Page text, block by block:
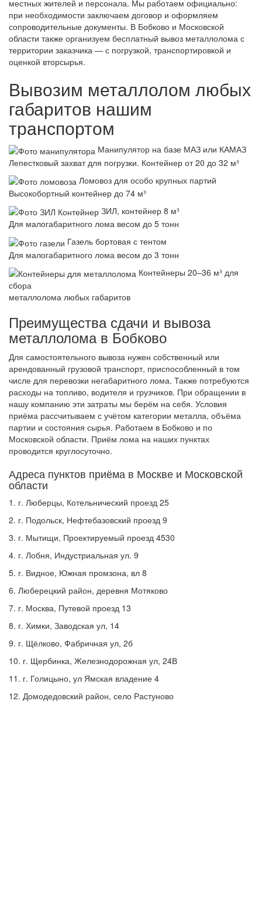
местных жителей и персонала. Мы работаем официально:
при необходимости заключаем договор и оформляем
сопроводительные документы. В Бобково и Московской
области также организуем бесплатный вывоз металлолома с
территории заказчика — с погрузкой, транспортировкой и
оценкой вторсырья.
Вывозим металлолом любых
габаритов нашим
транспортом
Манипулятор на базе МАЗ или КАМАЗ
Лепестковый захват для погрузки. Контейнер от 20 до 32 м³
Ломовоз для особо крупных партий
Высокобортный контейнер до 74 м³
ЗИЛ, контейнер 8 м³
Для малогабаритного лома весом до 5 тонн
Газель бортовая с тентом
Для малогабаритного лома весом до 3 тонн
Контейнеры 20–36 м³ для
сбора
металлолома любых габаритов
Преимущества сдачи и вывоза
металлолома в Бобково
Для самостоятельного вывоза нужен собственный или
арендованный грузовой транспорт, приспособленный в том
числе для перевозки негабаритного лома. Также потребуются
расходы на топливо, водителя и грузчиков. При обращении в
нашу компанию эти затраты мы берём на себя. Условия
приёма рассчитываем с учётом категории металла, объёма
партии и состояния сырья. Работаем в Бобково и по
Московской области. Приём лома на наших пунктах
проводится круглосуточно.
Адреса пунктов приёма в Москве и Московской
области
1. г. Люберцы, Котельнический проезд 25
2. г. Подольск, Нефтебазовский проезд 9
3. г. Мытищи, Проектируемый проезд 4530
4. г. Лобня, Индустриальная ул. 9
5. г. Видное, Южная промзона, вл 8
6. Люберецкий район, деревня Мотяково
7. г. Москва, Путевой проезд 13
8. г. Химки, Заводская ул, 14
9. г. Щёлково, Фабричная ул, 2б
10. г. Щербинка, Железнодорожная ул, 24В
11. г. Голицыно, ул Ямская владение 4
12. Домодедовский район, село Растуново